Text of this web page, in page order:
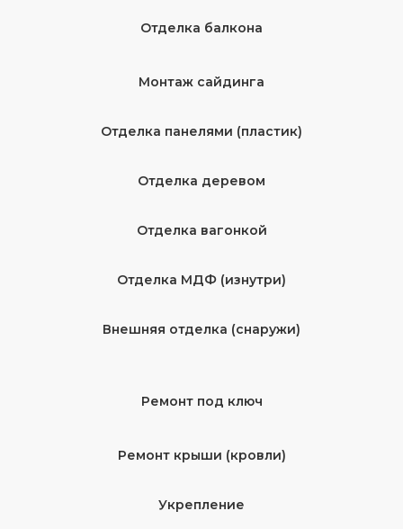
Отделка балкона
Монтаж сайдинга
Отделка панелями (пластик)
Отделка деревом
Отделка вагонкой
Отделка МДФ (изнутри)
Внешняя отделка (снаружи)
Ремонт под ключ
Ремонт крыши (кровли)
Укрепление